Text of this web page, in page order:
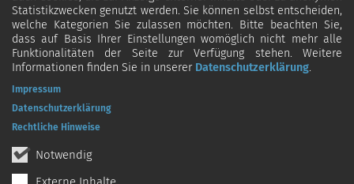
Statistikzwecken genutzt werden. Sie können selbst entscheiden,
welche Kategorien Sie zulassen möchten. Bitte beachten Sie,
dass auf Basis Ihrer Einstellungen womöglich nicht mehr alle
Funktionalitäten der Seite zur Verfügung stehen. Weitere
Informationen finden Sie in unserer Datenschutzerklärung.
Notwendig
Impressum
Datenschutzerklärung
Rechtliche Hinweise